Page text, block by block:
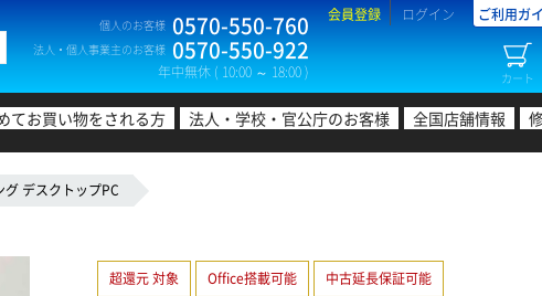
個人のお客様 0570-550-760
法人・個人事業主のお客様 0570-550-922
年中無休 ( 10:00 ～ 18:00 )
会員登録 ログイン ご利用ガ
カート
てお買い物をされる方 法人・学校・官公庁のお客様 全国店舗情報
デスクトップPC
超還元 対象 Office搭載可能 中古延長保証可能